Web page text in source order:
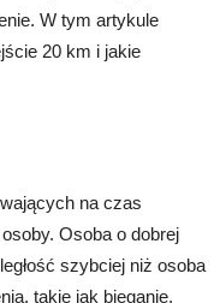
W tym artykule
20 km i jakie
na czas
Osoba o dobrej
szybciej niż osoba
takie jak bieganie,